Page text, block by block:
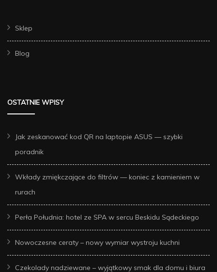
Sklep
Blog
OSTATNIE WPISY
Jak zeskanować kod QR na laptopie ASUS — szybki
poradnik
Wkłady zmiękczające do filtrów — koniec z kamieniem w
rurach
Perła Południa: hotel ze SPA w sercu Beskidu Sądeckiego
Nowoczesne ceraty – nowy wymiar wystroju kuchni
Czekolady nadziewane – wyjątkowy smak dla domu i biura